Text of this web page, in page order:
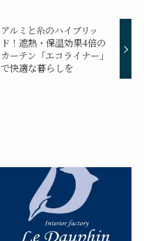
アルミと糸のハイブリッ
ド！遮熱・保温効果4倍の
カーテン「エコライナー」
で快適な暮らしを